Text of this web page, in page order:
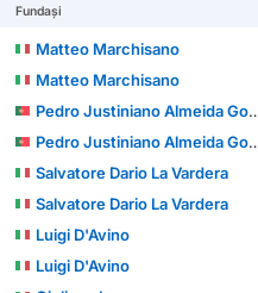
Fundași
Matteo Marchisano
Matteo Marchisano
Pedro Justiniano Almeida Gomes
Pedro Justiniano Almeida Gomes
Salvatore Dario La Vardera
Salvatore Dario La Vardera
Luigi D'Avino
Luigi D'Avino